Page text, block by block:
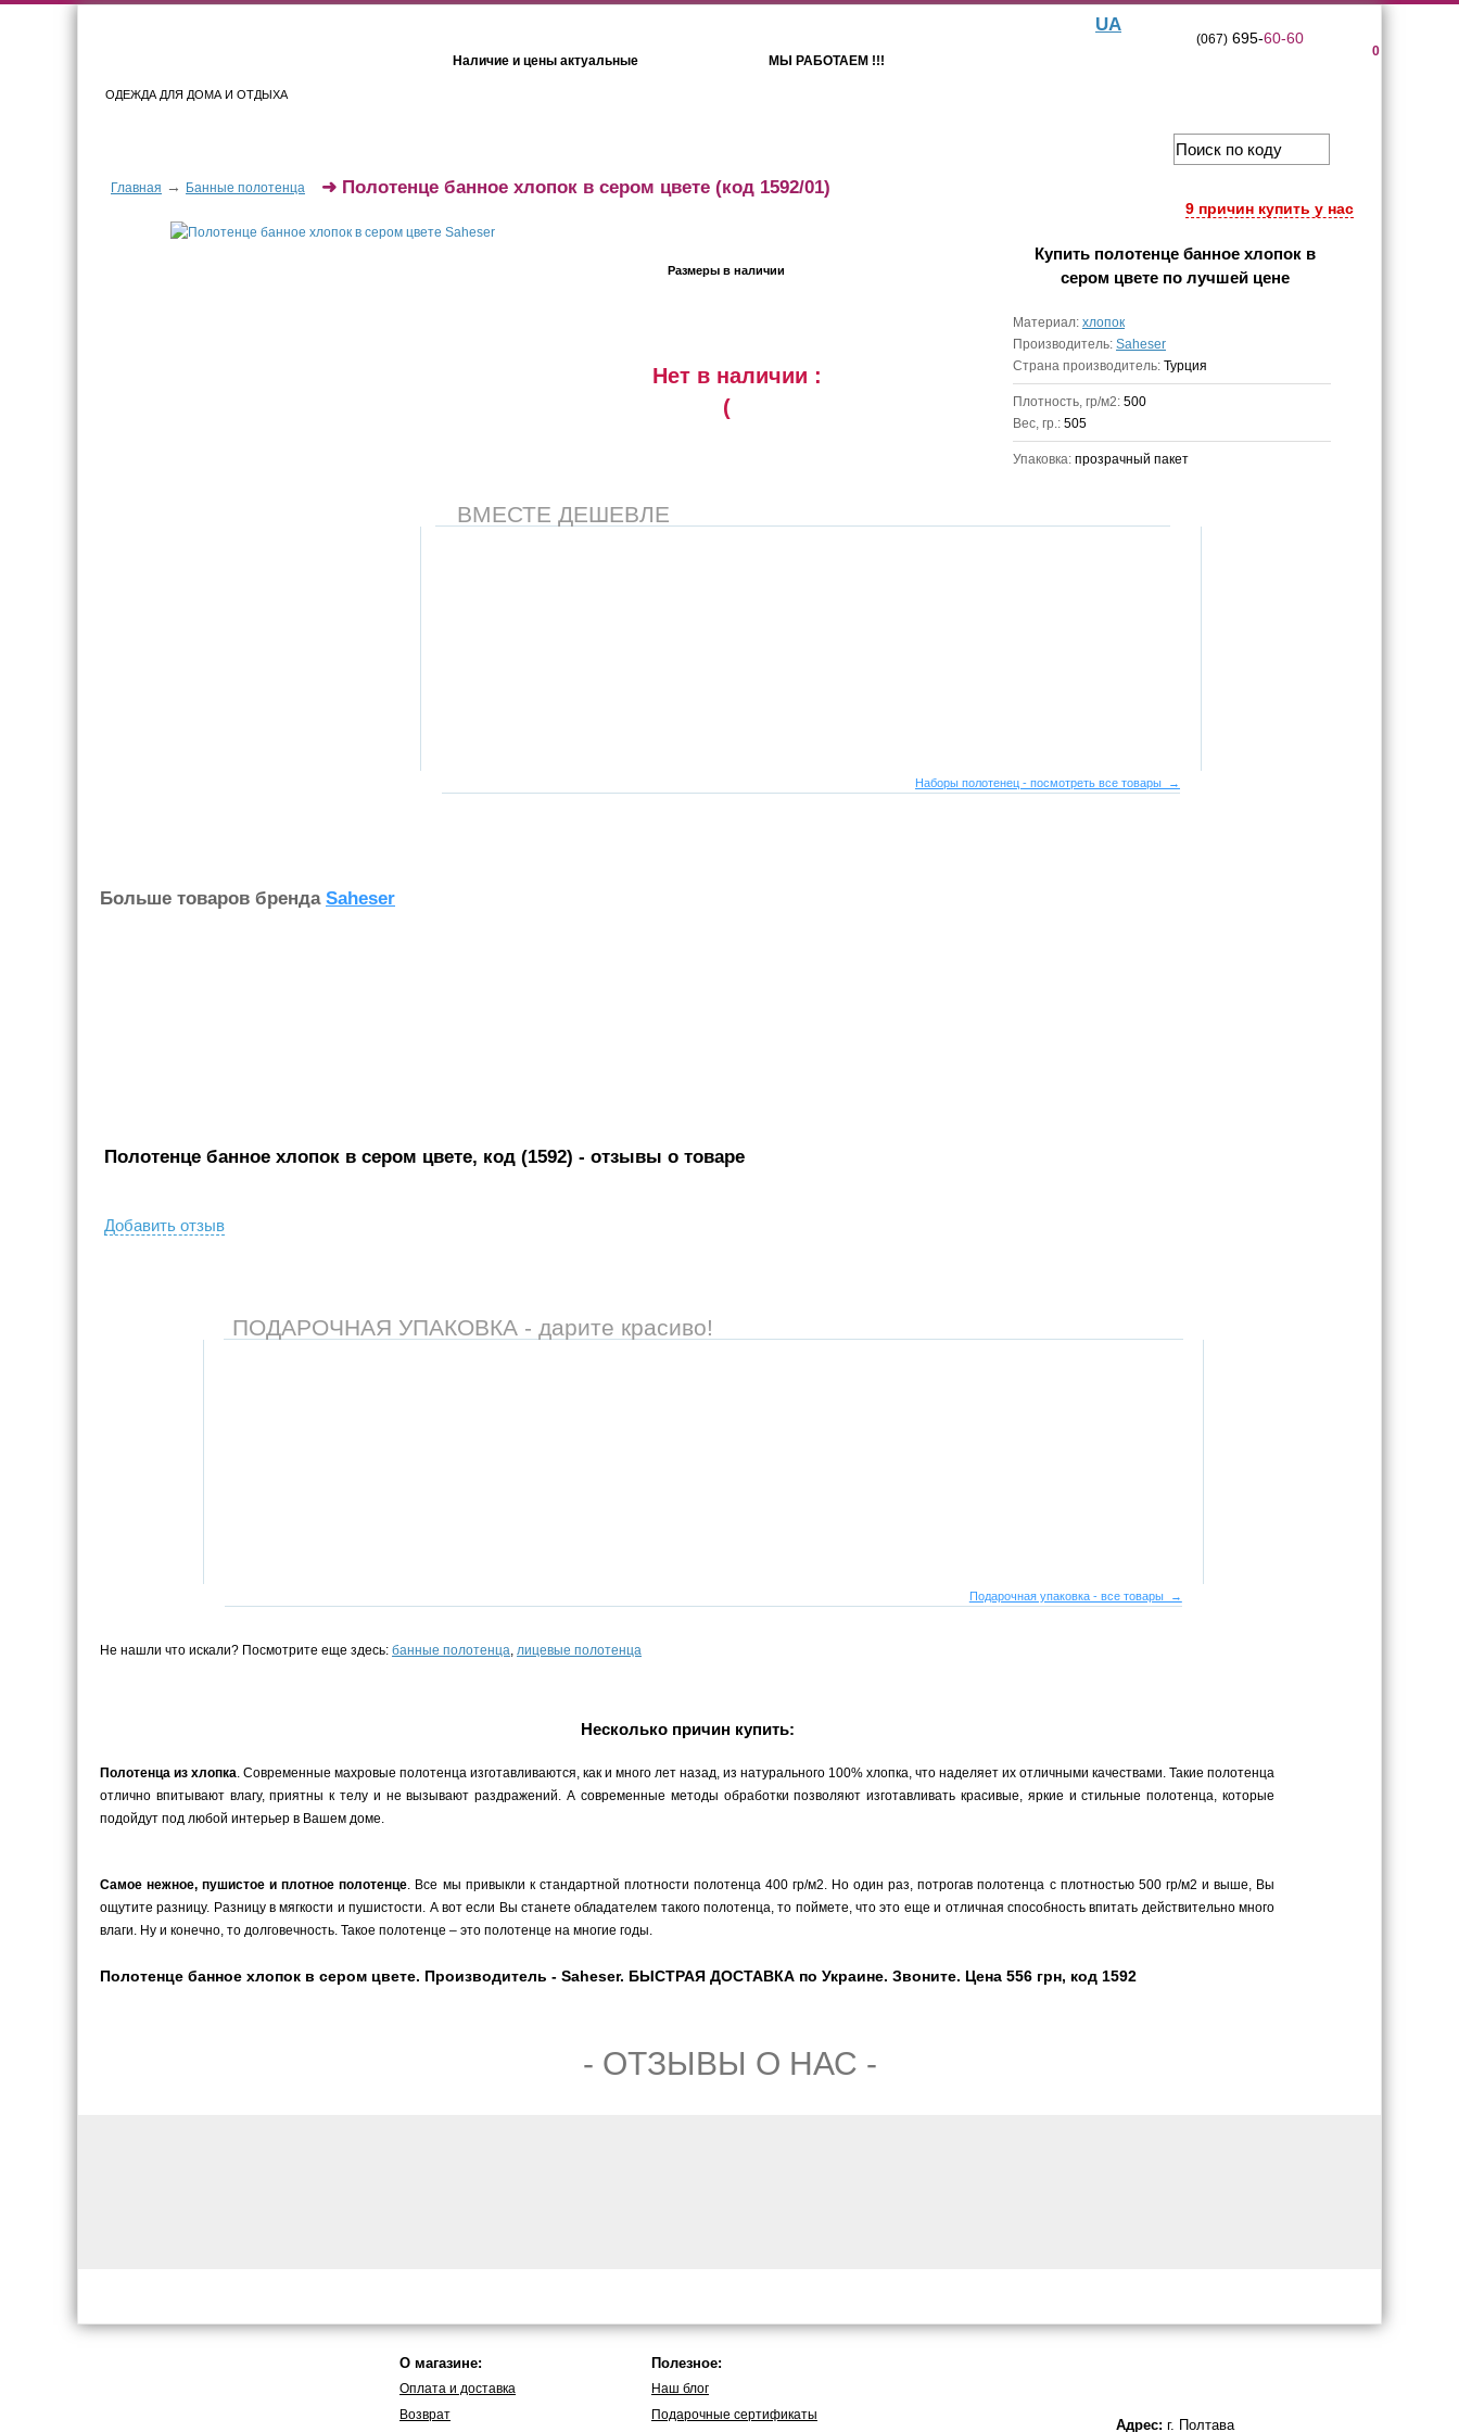
ОДЕЖДА ДЛЯ ДОМА И ОТДЫХА
Наличие и цены актуальные МЫ РАБОТАЕМ !!!
UA
0
(067)695-60-60
Главная → Банные полотенца
9 причин купить у нас
➜ Полотенце банное хлопок в сером цвете (код 1592/01)
Размеры в наличии
Нет в наличии :
(
Купить полотенце банное хлопок в
сером цветепо лучшей цене
Материал: хлопок
Производитель: Saheser
Страна производитель: Турция
Плотность, гр/м2: 500
Вес, гр.: 505
Упаковка: прозрачный пакет
ВМЕСТЕ ДЕШЕВЛЕ
Наборы полотенец - посмотреть все товары →
Больше товаров бренда Saheser
Полотенце банное хлопок в сером цвете, код (1592) - отзывы о товаре
Добавить отзыв
ПОДАРОЧНАЯ УПАКОВКА - дарите красиво!
Подарочная упаковка - все товары →
Не нашли что искали? Посмотрите еще здесь: банные полотенца, лицевые полотенца
Несколько причин купить:
Полотенца из хлопка. Современные махровые полотенца изготавливаются, как и много лет назад, из натурального 100% хлопка, что наделяет их отличными качествами. Такие полотенца
отлично впитывают влагу, приятны к телу и не вызывают раздражений. А современные методы обработки позволяют изготавливать красивые, яркие и стильные полотенца, которые
подойдут под любой интерьер в Вашем доме.
Самое нежное, пушистое и плотное полотенце. Все мы привыкли к стандартной плотности полотенца 400 гр/м2. Но один раз, потрогав полотенца с плотностью 500 гр/м2 и выше, Вы
ощутите разницу. Разницу в мягкости и пушистости. А вот если Вы станете обладателем такого полотенца, то поймете, что это еще и отличная способность впитать действительно много
влаги. Ну и конечно, то долговечность. Такое полотенце – это полотенце на многие годы.
Полотенце банное хлопок в сером цвете. Производитель - Saheser. БЫСТРАЯ ДОСТАВКА по Украине. Звоните. Цена 556 грн, код 1592
- ОТЗЫВЫ О НАС -
О магазине:
Оплата и доставка
Возврат
Полезное:
Наш блог
Подарочные сертификаты
Адрес: г. Полтава